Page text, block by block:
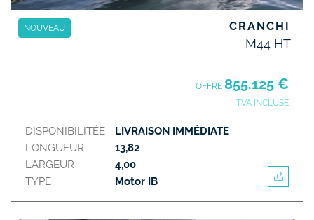
NOUVEAU CRANCHI
M44 HT
OFFRE 855.125 €
TVA INCLUSE
DISPONIBILITÉE
LONGUEUR
LARGEUR
TYPE
LIVRAISON IMMÉDIATE
13,82
4,00
Motor IB